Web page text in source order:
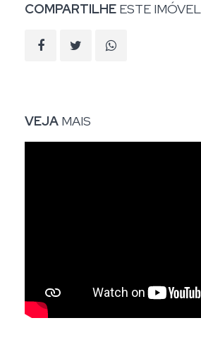
COMPARTILHE ESTE IMÓVEL
VEJA MAIS